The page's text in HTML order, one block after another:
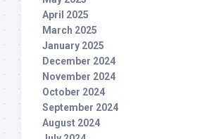
April 2025
March 2025
January 2025
December 2024
November 2024
October 2024
September 2024
August 2024